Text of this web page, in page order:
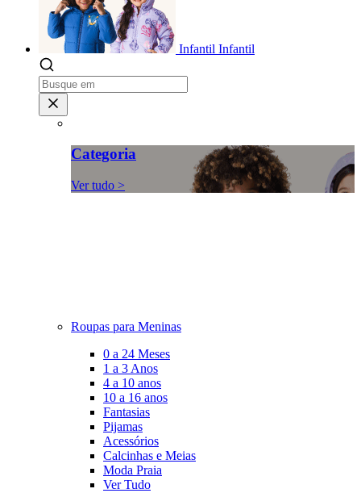
Infantil Infantil
Categoria
Ver tudo >
Roupas para Meninas
0 a 24 Meses
1 a 3 Anos
4 a 10 anos
10 a 16 anos
Fantasias
Pijamas
Acessórios
Calcinhas e Meias
Moda Praia
Ver Tudo